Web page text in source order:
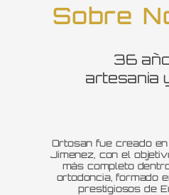
Sobre
36
artesania
Ortosan fue creado
Jimenez, con el
más completo
ortodoncia, formado
prestigiosos de